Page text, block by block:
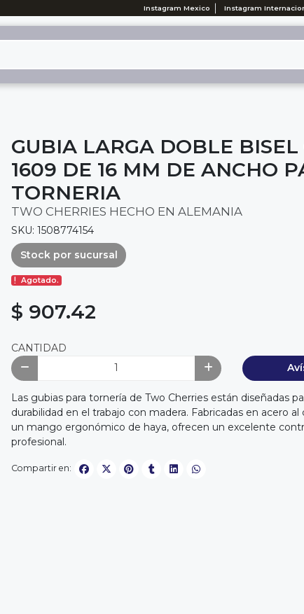
Instagram Mexico Instagram
GUBIA LARGA DOBLE BISEL
1609 DE 16 MM DE ANCHO
TORNERIA
TWO CHERRIES HECHO EN ALEMANIA
SKU: 1508774154
Stock por sucursal
Agotado.
$ 907.42
CANTIDAD
Las gubias para tornería de Two Cherries están diseñadas
durabilidad en el trabajo con madera. Fabricadas en acero
un mango ergonómico de haya, ofrecen un excelente
profesional.
Compartir en: